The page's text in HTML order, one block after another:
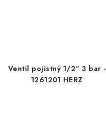
Ventil pojistný 1/2“ 3 bar -
1261201 HERZ